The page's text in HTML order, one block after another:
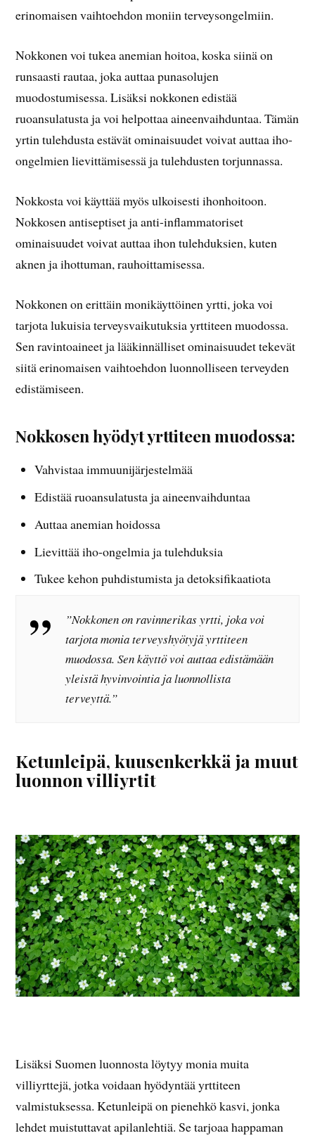
erinomaisen vaihtoehdon moniin terveysongelmiin.
Nokkonen voi tukea anemian hoitoa, koska siinä on
runsaasti rautaa, joka auttaa punasolujen
muodostumisessa. Lisäksi nokkonen edistää
ruoansulatusta ja voi helpottaa aineenvaihduntaa. Tämän
yrtin tulehdusta estävät ominaisuudet voivat auttaa iho-
ongelmien lievittämisessä ja tulehdusten torjunnassa.
Nokkosta voi käyttää myös ulkoisesti ihonhoitoon.
Nokkosen antiseptiset ja anti-inflammatoriset
ominaisuudet voivat auttaa ihon tulehduksien, kuten
aknen ja ihottuman, rauhoittamisessa.
Nokkonen on erittäin monikäyttöinen yrtti, joka voi
tarjota lukuisia terveysvaikutuksia yrttiteen muodossa.
Sen ravintoaineet ja lääkinnälliset ominaisuudet tekevät
siitä erinomaisen vaihtoehdon luonnolliseen terveyden
edistämiseen.
Nokkosen hyödyt yrttiteen muodossa:
Vahvistaa immuunijärjestelmää
Edistää ruoansulatusta ja aineenvaihduntaa
Auttaa anemian hoidossa
Lievittää iho-ongelmia ja tulehduksia
Tukee kehon puhdistumista ja detoksifikaatiota
”Nokkonen on ravinnerikas yrtti, joka voi
tarjota monia terveyshyötyjä yrttiteen
muodossa. Sen käyttö voi auttaa edistämään
yleistä hyvinvointia ja luonnollista
terveyttä.”
Ketunleipä, kuusenkerkkä ja muut
luonnon villiyrtit
Lisäksi Suomen luonnosta löytyy monia muita
villiyrttejä, jotka voidaan hyödyntää yrttiteen
valmistuksessa. Ketunleipä on pienehkö kasvi, jonka
lehdet muistuttavat apilanlehtiä. Se tarjoaa happaman